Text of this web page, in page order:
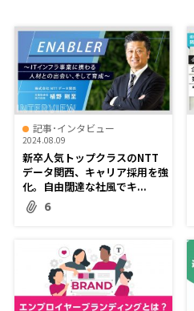
記事･インタビュー
2024.08.09
新卒人気トップクラスのNTT
データ関西、キャリア採用を強
化。自由闊達な社風でキ...
6